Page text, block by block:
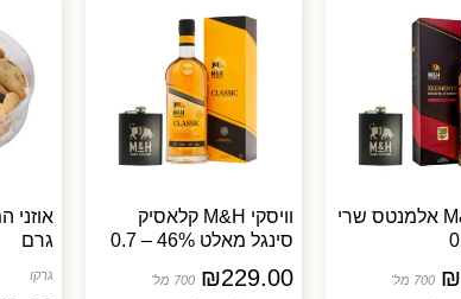
וויסקי M&H אלמנטס שרי
₪ 700 מל'
וויסקי M&H קלאסיק
סינגל מאלט 46% – 0.7
₪229.00 700 מל'
גרם
גרקו